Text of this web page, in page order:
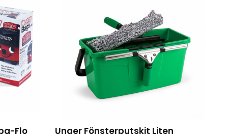
Flo Unger Fönsterputskit Liten